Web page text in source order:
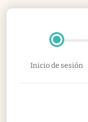
Inicio de sesión